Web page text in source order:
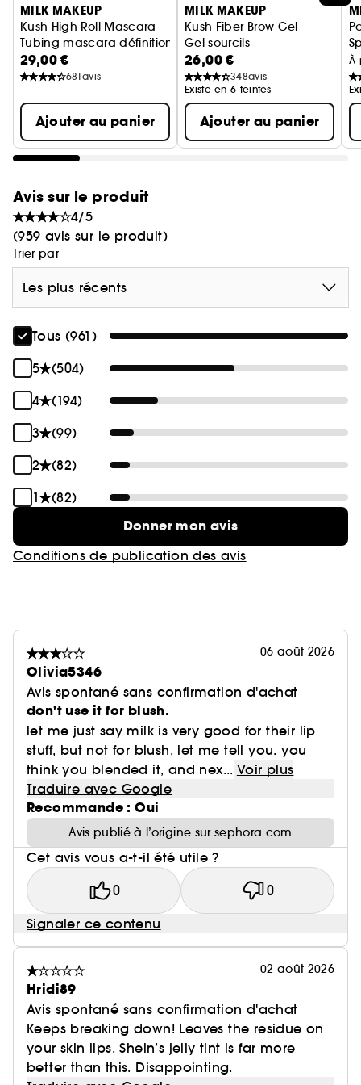
MILK MAKEUP
Kush High Roll Mascara
Tubing mascara définition et volume
29,00 €
681avis
Ajouter au panier
MILK MAKEUP
Kush Fiber Brow Gel
Gel sourcils
26,00 €
348avis
Existe en 6 teintes
Ajouter au panier
À
Avis sur le produit
4/5
(959 avis sur le produit)
Trier par
Les plus récents
Tous (961)
5
(504)
4
(194)
3
(99)
2
(82)
1
(82)
Donner mon avis
Conditions de publication des avis
06 août 2026
Olivia5346
Avis spontané sans confirmation d'achat
don't use it for blush.
let me just say milk is very good for their lip
stuff, but not for blush, let me tell you. you
think you blended it, and nex... Voir plus
Traduire avec Google
Recommande : Oui
Avis publié à l’origine sur sephora.com
Cet avis vous a-t-il été utile ?
0 0
Signaler ce contenu
02 août 2026
Hridi89
Avis spontané sans confirmation d'achat
Keeps breaking down! Leaves the residue on
your skin lips. Shein’s jelly tint is far more
better than this. Disappointing.